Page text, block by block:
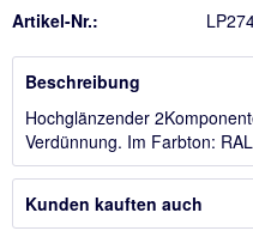
Artikel-Nr.:
Beschreibung
Hochglänzender
Verdünnung. Im Farbton:
Kunden kauften auch